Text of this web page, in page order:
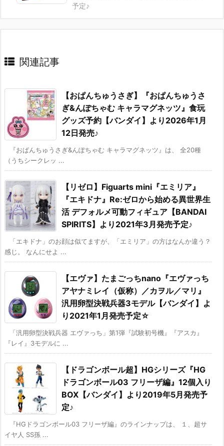
予定♪
関連記事
【おぱんちゅうさぎ】『おぱんちゅうさ
ぎ&んぽちゃむ キャラマグネッツ』食玩
グッズ予約【バンダイ】より2026年1月
12日発売♪
『おぱんちゅうさぎ&んぽちゃむ キャラマグネッツ』は、 全20種
（うちシークレッ ...
【リゼロ】Figuarts mini『エミリア』
『エキドナ』Re:ゼロから始める異世界生
活 デフォルメ可動フィギュア【BANDAI
SPIRITS】より2021年3月発売予定♪
「エキドナ」のお顔は似てますが、「エミリア」の方はなんか違う？
感じ。 なんにせよ ...
【エヴァ】たまごっちnano『エヴァっち
アヤナミレイ（仮称）／カヲル／マリ』
汎用卵型決戦兵器3モデル【バンダイ】よ
り2021年1月発売予定☆
「汎用卵型決戦兵器 エヴァっち」第1弾『試験初号機』『アスカ』
『レイ』3モデルに ...
【ドラゴンボール超】HGシリーズ『HG
ドラゴンボール03 フリーザ編』12個入り
BOX【バンダイ】より2019年5月発売予
定♪
『HGドラゴンボール03 フリーザ編』のラインナップは、 １、超サ
イヤ人 SS孫 ...